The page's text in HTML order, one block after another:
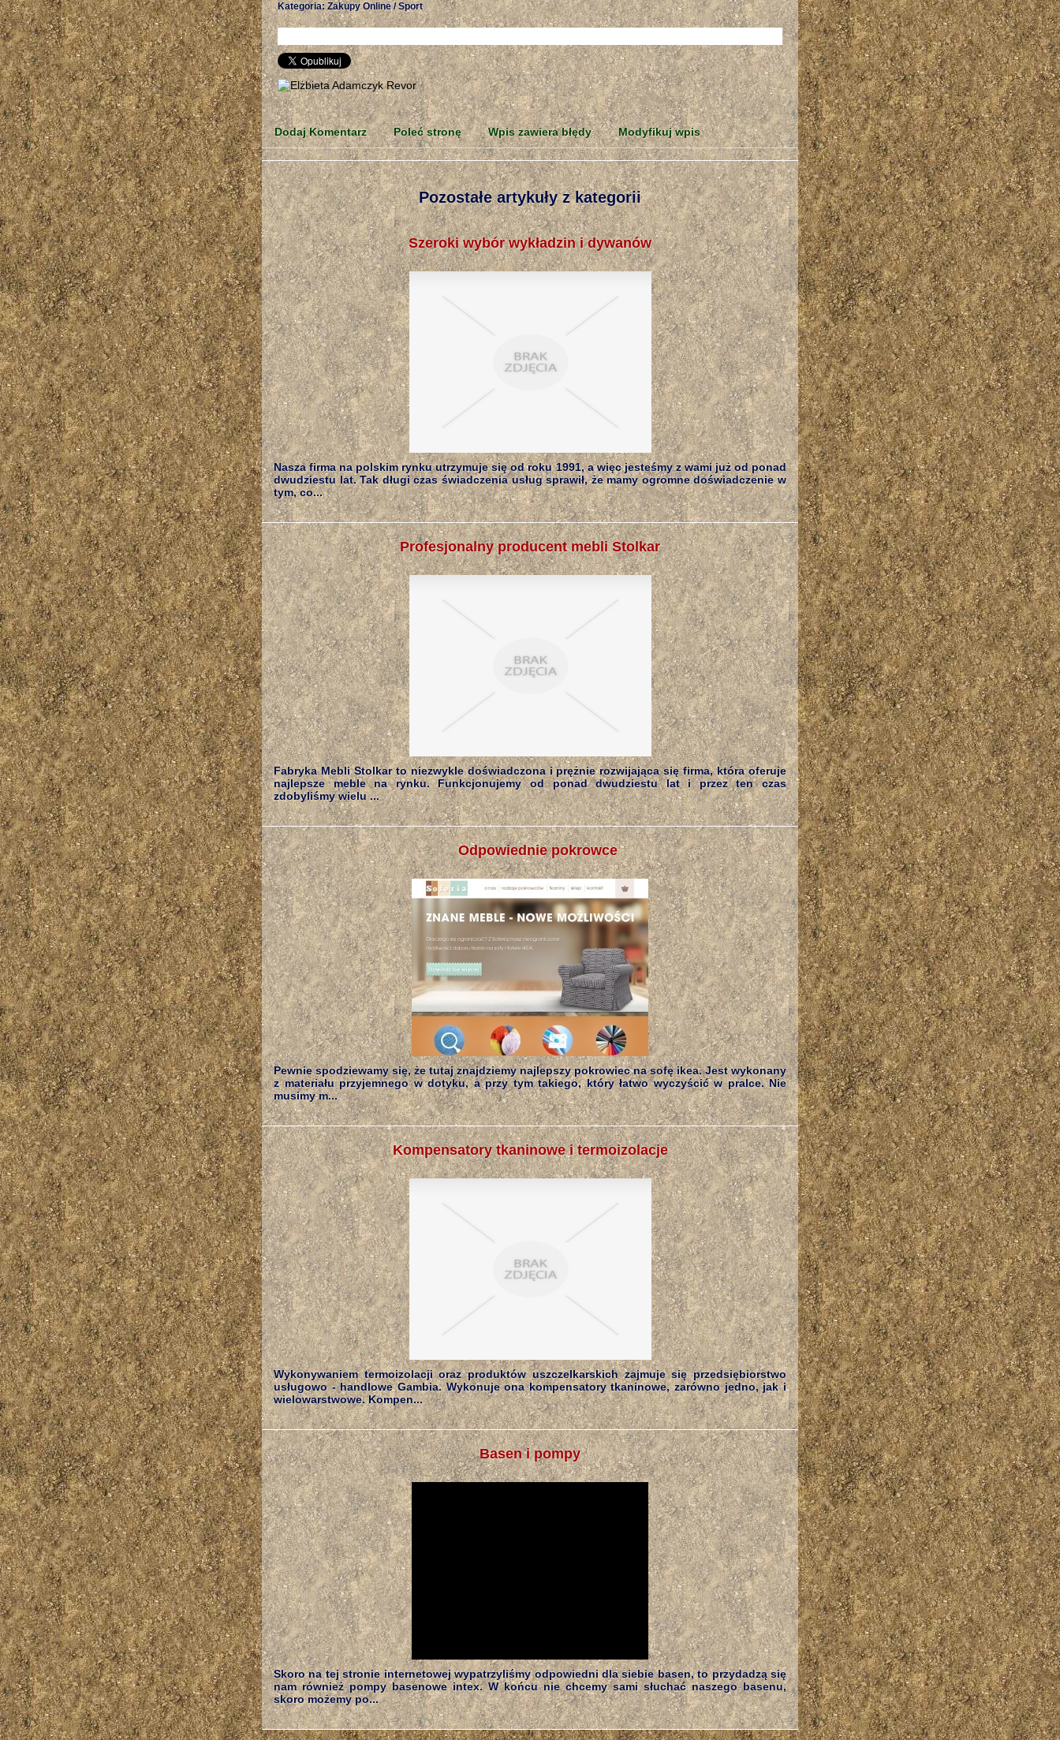
Kategoria: Zakupy Online / Sport
Dodaj Komentarz Poleć stronę Wpis zawiera błędy Modyfikuj wpis
Pozostałe artykuły z kategorii
Szeroki wybór wykładzin i dywanów
Nasza firma na polskim rynku utrzymuje się od roku 1991, a więc jesteśmy z wami już od ponad
dwudziestu lat. Tak długi czas świadczenia usług sprawił, że mamy ogromne doświadczenie w
tym, co...
Profesjonalny producent mebli Stolkar
Fabryka Mebli Stolkar to niezwykle doświadczona i prężnie rozwijająca się firma, która oferuje
najlepsze meble na rynku. Funkcjonujemy od ponad dwudziestu lat i przez ten czas
zdobyliśmy wielu ...
Odpowiednie pokrowce
Pewnie spodziewamy się, że tutaj znajdziemy najlepszy pokrowiec na sofę ikea. Jest wykonany
z materiału przyjemnego w dotyku, a przy tym takiego, który łatwo wyczyścić w pralce. Nie
musimy m...
Kompensatory tkaninowe i termoizolacje
Wykonywaniem termoizolacji oraz produktów uszczelkarskich zajmuje się przedsiębiorstwo
usługowo - handlowe Gambia. Wykonuje ona kompensatory tkaninowe, zarówno jedno, jak i
wielowarstwowe. Kompen...
Basen i pompy
Skoro na tej stronie internetowej wypatrzyliśmy odpowiedni dla siebie basen, to przydadzą się
nam również pompy basenowe intex. W końcu nie chcemy sami słuchać naszego basenu,
skoro możemy po...